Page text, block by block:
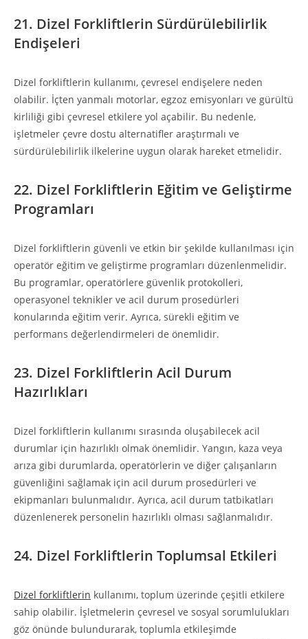
21. Dizel Forkliftlerin Sürdürülebilirlik
Endişeleri
Dizel forkliftlerin kullanımı, çevresel endişelere neden
olabilir. İçten yanmalı motorlar, egzoz emisyonları ve gürültü
kirliliği gibi çevresel etkilere yol açabilir. Bu nedenle,
işletmeler çevre dostu alternatifler araştırmalı ve
sürdürülebilirlik ilkelerine uygun olarak hareket etmelidir.
22. Dizel Forkliftlerin Eğitim ve Geliştirme
Programları
Dizel forkliftlerin güvenli ve etkin bir şekilde kullanılması için
operatör eğitim ve geliştirme programları düzenlenmelidir.
Bu programlar, operatörlere güvenlik protokolleri,
operasyonel teknikler ve acil durum prosedürleri
konularında eğitim verir. Ayrıca, sürekli eğitim ve
performans değerlendirmeleri de önemlidir.
23. Dizel Forkliftlerin Acil Durum
Hazırlıkları
Dizel forkliftlerin kullanımı sırasında oluşabilecek acil
durumlar için hazırlıklı olmak önemlidir. Yangın, kaza veya
arıza gibi durumlarda, operatörlerin ve diğer çalışanların
güvenliğini sağlamak için acil durum prosedürleri ve
ekipmanları bulunmalıdır. Ayrıca, acil durum tatbikatları
düzenlenerek personelin hazırlıklı olması sağlanmalıdır.
24. Dizel Forkliftlerin Toplumsal Etkileri
Dizel forkliftlerin kullanımı, toplum üzerinde çeşitli etkilere
sahip olabilir. İşletmelerin çevresel ve sosyal sorumlulukları
göz önünde bulundurarak, toplumla etkileşimde